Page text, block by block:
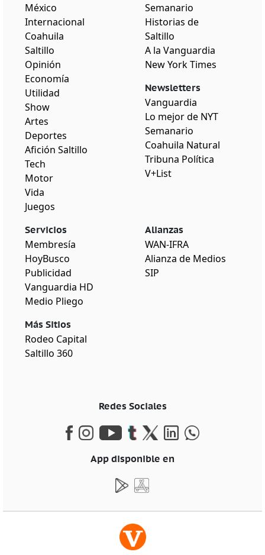
México
Internacional
Coahuila
Saltillo
Opinión
Economía
Utilidad
Show
Artes
Deportes
Afición Saltillo
Tech
Motor
Vida
Juegos
Semanario
Historias de
Saltillo
A la Vanguardia
New York Times
Newsletters
Vanguardia
Lo mejor de NYT
Semanario
Coahuila Natural
Tribuna Política
V+List
Servicios
Membresía
HoyBusco
Publicidad
Vanguardia HD
Medio Pliego
Más Sitios
Rodeo Capital
Saltillo 360
Alianzas
WAN-IFRA
Alianza de Medios
SIP
Redes Sociales
App disponible en